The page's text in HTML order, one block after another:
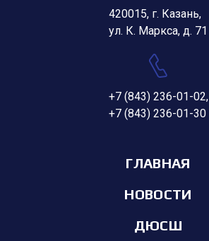
420015, г. Казань,
ул. К. Маркса, д. 71
+7 (843) 236-01-02,
+7 (843) 236-01-30
ГЛАВНАЯ
НОВОСТИ
ДЮСШ